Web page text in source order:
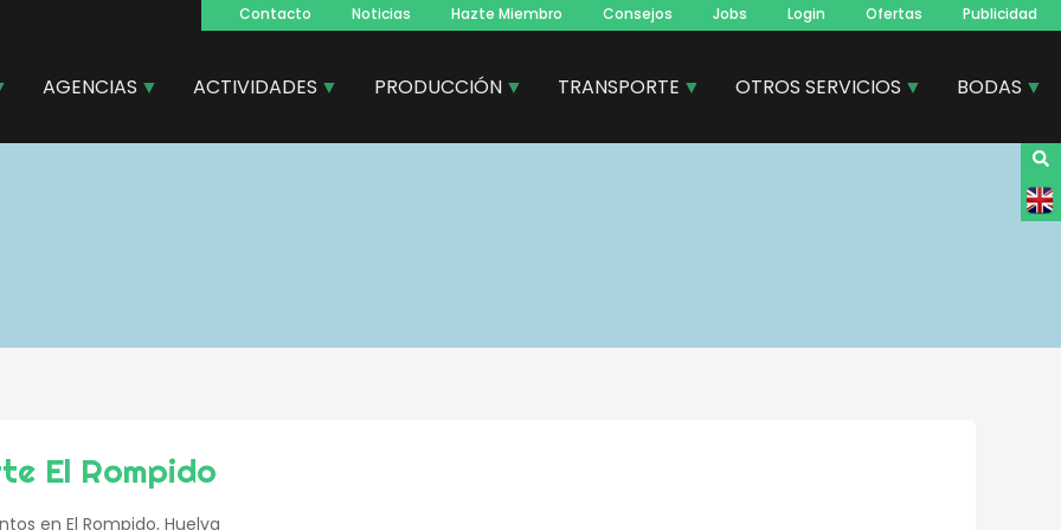
Navegacion
principal
Contacto Noticias Hazte Miembro Consejos Jobs Login Ofertas Publicidad
AGENCIAS ACTIVIDADES PRODUCCIÓN TRANSPORTE OTROS SERVICIOS BODAS
El Rompido
en El Rompido, Huelva